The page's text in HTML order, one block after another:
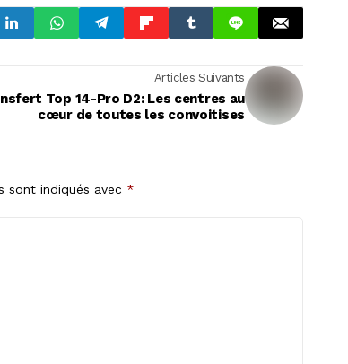
Articles Suivants
Top 14-Pro D2: Les centres au
cœur de toutes les convoitises
sont indiqués avec *